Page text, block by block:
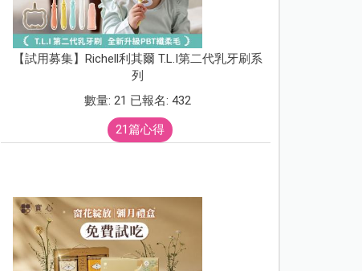
【試用募集】Richell利其爾 T.L.I第二代乳牙刷系
列
數量: 21 已報名: 432
21篇心得